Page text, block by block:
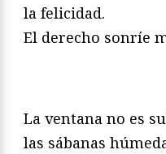
la felicidad.
El derecho sonríe
La ventana no es
las sábanas